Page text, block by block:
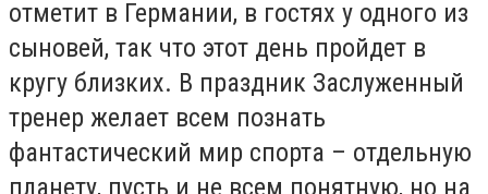
отметит в Германии, в гостях у одного из
сыновей, так что этот день пройдет в
кругу близких. В праздник Заслуженный
тренер желает всем познать
фантастический мир спорта – отдельную
планету, пусть и не всем понятную, но на